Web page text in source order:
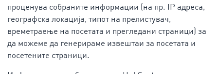
проценува собраните информации (на пр. IP адреса,
географска локација, типот на прелистувач,
времетраење на посетата и прегледани страници) за
да можеме да генерираме извештаи за посетата и
посетените страници.